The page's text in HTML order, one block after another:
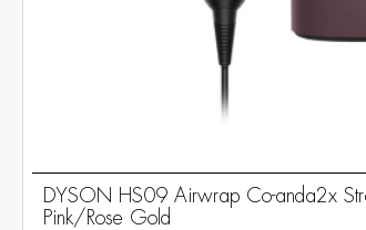
DYSON HS09 Airwrap Co-anda2x
Pink/Rose Gold